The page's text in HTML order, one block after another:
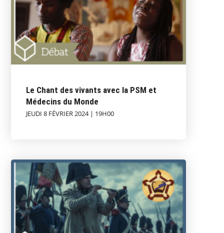
Le Chant des vivants avec la PSM et
Médecins du Monde
JEUDI 8 FÉVRIER 2024 | 19H00